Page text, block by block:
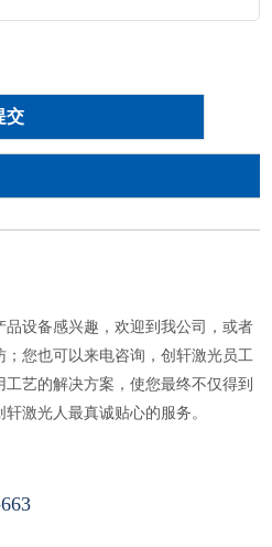
设备感兴趣，欢迎到我公司，或者
您也可以来电咨询，创轩激光员工
艺的解决方案，使您最终不仅得到
激光人最真诚贴心的服务。